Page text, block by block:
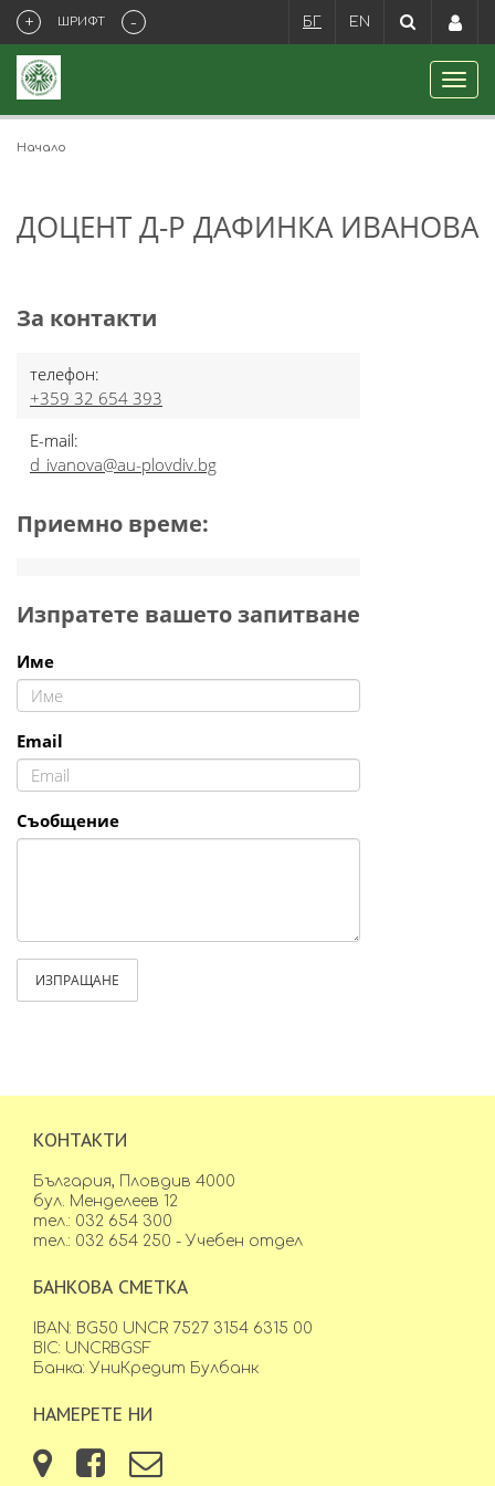
+ ШРИФТ - БГ EN
Начало
ДОЦЕНТ Д-Р ДАФИНКА ИВАНОВА
За контакти
телефон:
+359 32 654 393
E-mail:
d_ivanova@au-plovdiv.bg
Приемно време:
Изпратете вашето запитване
Име
Email
Съобщение
ИЗПРАЩАНЕ
КОНТАКТИ
България, Пловдив 4000
бул. Менделеев 12
тел.: 032 654 300
тел.: 032 654 250 - Учебен отдел
БАНКОВА СМЕТКА
IBAN: BG50 UNCR 7527 3154 6315 00
BIC: UNCRBGSF
Банка: УниКредит Булбанк
НАМЕРЕТЕ НИ